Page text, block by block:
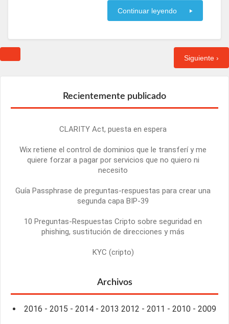
Continuar leyendo
Siguiente ›
Recientemente publicado
CLARITY Act, puesta en espera
Wix retiene el control de dominios que le transferí y me
quiere forzar a pagar por servicios que no quiero ni
necesito
Guía Passphrase de preguntas-respuestas para crear una
segunda capa BIP-39
10 Preguntas-Respuestas Cripto sobre seguridad en
phishing, sustitución de direcciones y más
KYC (cripto)
Archivos
2016 - 2015 - 2014 - 2013 2012 - 2011 - 2010 - 2009